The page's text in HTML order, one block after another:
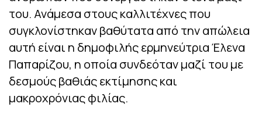
του. Ανάμεσα στους καλλιτέχνες που
συγκλονίστηκαν βαθύτατα από την απώλεια
αυτή είναι η δημοφιλής ερμηνεύτρια Έλενα
Παπαρίζου, η οποία συνδεόταν μαζί του με
δεσμούς βαθιάς εκτίμησης και
μακροχρόνιας φιλίας.